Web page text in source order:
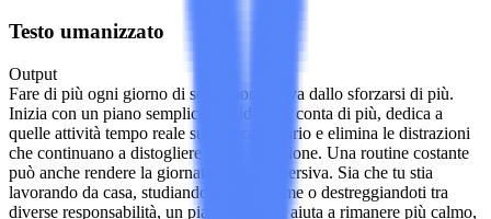
Testo umanizzato
Output
Fare di più ogni giorno di solito non deriva dallo sforzarsi di più.
Inizia con un piano semplice: decidi cosa conta di più, dedica a
quelle attività tempo reale sul tuo calendario e elimina le distrazioni
che continuano a distogliere la tua attenzione. Una routine costante
può anche rendere la giornata meno dispersiva. Sia che tu stia
lavorando da casa, studiando per un esame o destreggiandoti tra
diverse responsabilità, un piano chiaro ti aiuta a rimanere più calmo,